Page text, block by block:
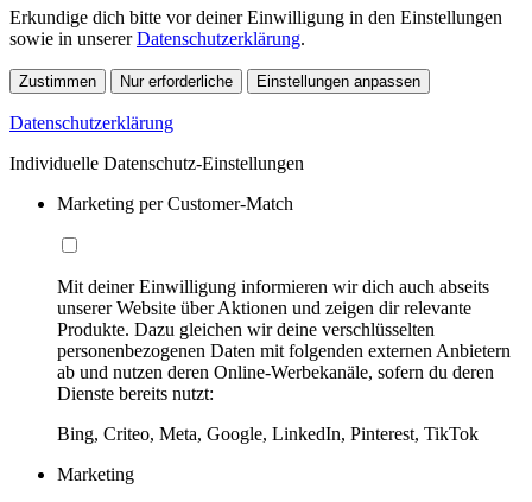
Erkundige dich bitte vor deiner Einwilligung in den Einstellungen
sowie in unsererDatenschutzerklärung.
Zustimmen Nur erforderliche Einstellungen anpassen
Datenschutzerklärung
Individuelle Datenschutz-Einstellungen
Marketing per Customer-Match
Mit deiner Einwilligung informieren wir dich auch abseits
unserer Website über Aktionen und zeigen dir relevante
Produkte. Dazu gleichen wir deine verschlüsselten
personenbezogenen Daten mit folgenden externen Anbietern
ab und nutzen deren Online-Werbekanäle, sofern du deren
Dienste bereits nutzt:
Bing, Criteo, Meta, Google, LinkedIn, Pinterest, TikTok
Marketing